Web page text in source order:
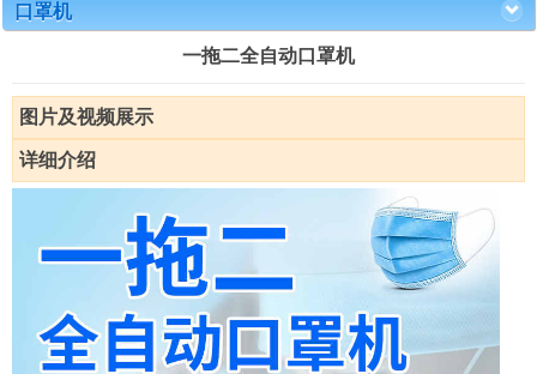
口罩机
一拖二全自动口罩机
图片及视频展示
详细介绍